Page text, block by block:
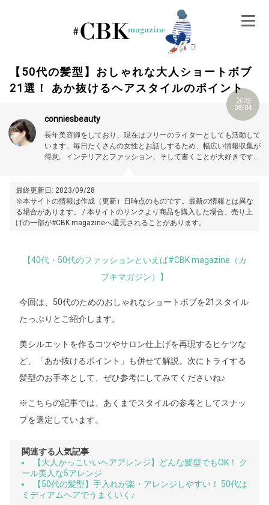
【50代の髪型】おしゃれな大人ショートボブ
21選！ あか抜けるヘアスタイルのポイント
2023
08/04
conniesbeauty
長年美容師をしており、現在はフリーのライターとしても活動して
います。毎日たくさんの女性とお話しするため、幅広い情報収集が
得意。インテリアとファッション、そして書くことが大好きです。
https://magazine.cubki.jp/articles/70541313.html
最終更新日: 2023/09/28
※本サイトの情報は作成（更新）日時点のものです。最新の情報とは異な
る場合があります。 / 本サイトのリンクより商品を購入した場合、売り上
げの一部が#CBK magazineへ還元されることがあります。
【40代・50代のファッションといえば#CBK magazine（カ
ブキマガジン）】
今回は、50代のためのおしゃれなショートボブを21スタイル
たっぷりとご紹介します。
美シルエットを作るコツやサロン仕上げを再現するヒケツな
ど、「あか抜けるポイント」も併せて解説。次にトライする
髪型のお手本として、ぜひ参考にしてみてくださいね♪
※こちらの記事では、あくまでスタイルの参考としてスナッ
プを選定しています。
関連する人気記事
【大人かっこいいヘアアレンジ】どんな髪型でもOK！ ク
ール美人な5アレンジ
【50代の髪型】手入れが楽・アレンジしやすい！ 50代は
ミディアムヘアでうまくいく♪